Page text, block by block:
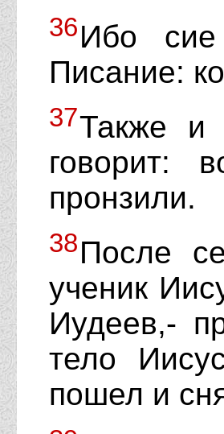
36Ибо сие
Писание:
37Также
говорит:
пронзили.
38После
ученик
Иудеев,-
тело
пошел и